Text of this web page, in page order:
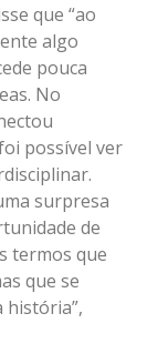
que “ao
algo
pouca
No
possível ver
surpresa
de
termos que
que se